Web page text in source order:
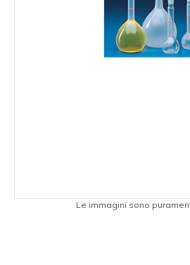
Le immagini sono